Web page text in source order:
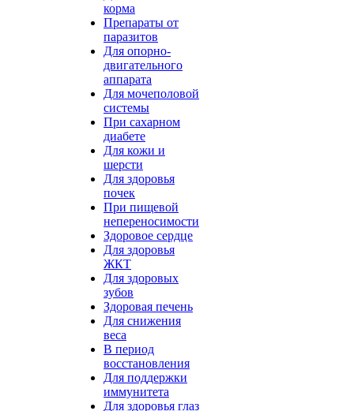
корма
Препараты от
паразитов
Для опорно-
двигательного
аппарата
Для мочеполовой
системы
При сахарном
диабете
Для кожи и
шерсти
Для здоровья
почек
При пищевой
непереносимости
Здоровое сердце
Для здоровья
ЖКТ
Для здоровых
зубов
Здоровая печень
Для снижения
веса
В период
восстановления
Для поддержки
иммунитета
Для здоровья глаз